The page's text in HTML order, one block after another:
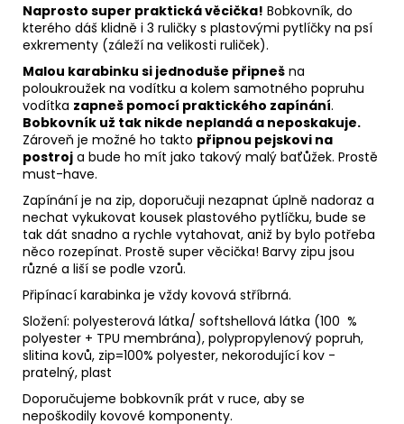
Naprosto super praktická věcička! Bobkovník, do
kterého dáš klidně i 3 ruličky s plastovými pytlíčky na psí
exkrementy (záleží na velikosti ruliček).
Malou karabinku si jednoduše připneš na
poloukroužek na vodítku a kolem samotného popruhu
vodítka zapneš pomocí praktického zapínání.
Bobkovník už tak nikde neplandá a neposkakuje.
Zároveň je možné ho takto připnou pejskovi na
postroj a bude ho mít jako takový malý baťůžek. Prostě
must-have.
Zapínání je na zip, doporučuji nezapnat úplně nadoraz a
nechat vykukovat kousek plastového pytlíčku, bude se
tak dát snadno a rychle vytahovat, aniž by bylo potřeba
něco rozepínat. Prostě super věcička! Barvy zipu jsou
různé a liší se podle vzorů.
Připínací karabinka je vždy kovová stříbrná.
Složení: polyesterová látka/ softshellová látka (100 %
polyester + TPU membrána), polypropylenový popruh,
slitina kovů, zip=100% polyester, nekorodující kov -
pratelný, plast
Doporučujeme bobkovník prát v ruce, aby se
nepoškodily kovové komponenty.